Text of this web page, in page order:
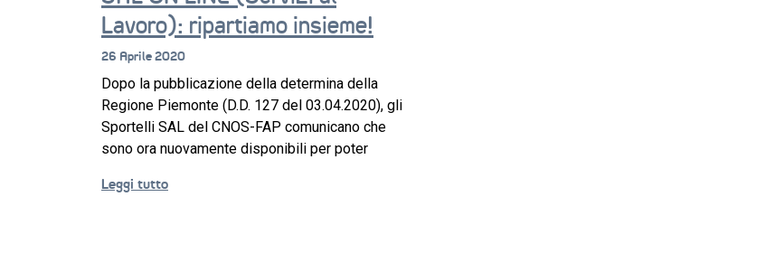
Lavoro): ripartiamo insieme!
26 Aprile 2020
Dopo la pubblicazione della determina della
Regione Piemonte (D.D. 127 del 03.04.2020), gli
Sportelli SAL del CNOS-FAP comunicano che
sono ora nuovamente disponibili per poter
Leggi tutto